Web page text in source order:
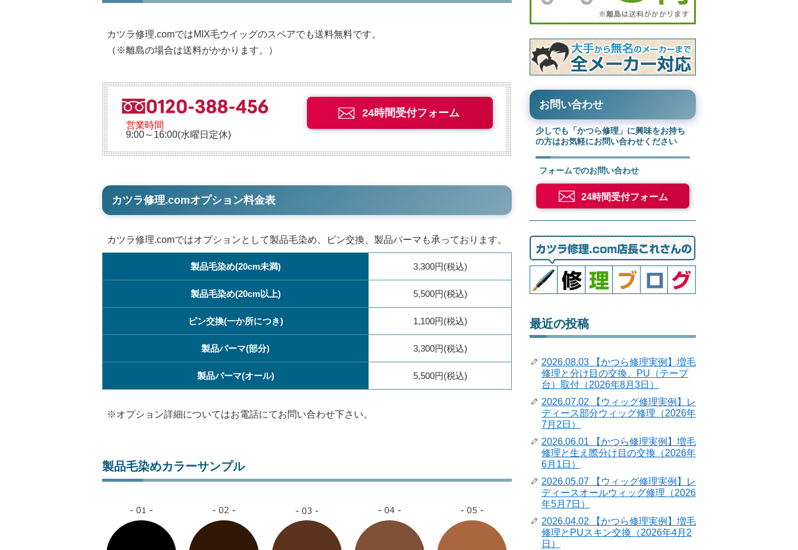
カツラ修理.comではMIX毛ウイッグのスペアでも送料無料です。
（※離島の場合は送料がかかります。）
営業時間
9:00～16:00(水曜日定休)
24時間受付フォーム
カツラ修理.comオプション料金表
カツラ修理.comではオプションとして製品毛染め、ピン交換、製品パーマも承っております。
製品毛染め(20cm未満) 3,300円(税込)
製品毛染め(20cm以上) 5,500円(税込)
ピン交換(一か所につき) 1,100円(税込)
製品パーマ(部分) 3,300円(税込)
製品パーマ(オール) 5,500円(税込)
※オプション詳細についてはお電話にてお問い合わせ下さい。
製品毛染めカラーサンプル
お問い合わせ
少しでも「かつら修理」に興味をお持ち
の方はお気軽にお問い合わせください
フォームでのお問い合わせ
24時間受付フォーム
最近の投稿
2026.08.03 【かつら修理実例】増毛
修理と分け目の交換、PU（テープ
台）取付（2026年8月3日）
2026.07.02 【ウィッグ修理実例】レ
ディース部分ウィッグ修理（2026年
7月2日）
2026.06.01 【かつら修理実例】増毛
修理と生え際分け目の交換（2026年
6月1日）
2026.05.07 【ウィッグ修理実例】レ
ディースオールウィッグ修理（2026
年5月7日）
2026.04.02 【かつら修理実例】増毛
修理とPUスキン交換（2026年4月2
日）